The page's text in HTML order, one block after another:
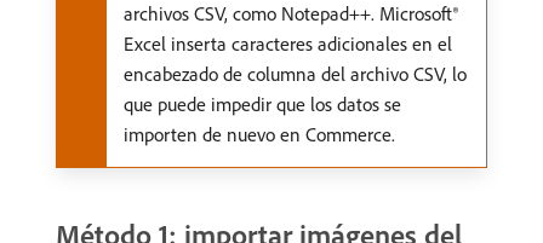
archivos CSV, como Notepad++. Microsoft®
Excel inserta caracteres adicionales en el
encabezado de columna del archivo CSV, lo
que puede impedir que los datos se
importen de nuevo en Commerce.
Método 1: importar imágenes del